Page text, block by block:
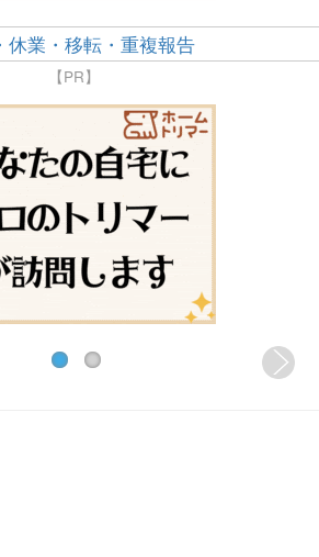
休業・移転・重複報告
【PR】